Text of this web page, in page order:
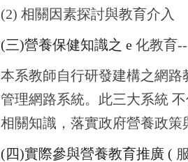
(2) 相關因素探討與教育介入
(三)營養保健知識之 e 化教育--
本系教師自行研發建構之網
管理網路系統。此三大系統
相關知識，落實政府營養政策
(四)實際參與營養教育推廣 (